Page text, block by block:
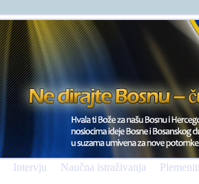
Intervju Naučna istraživanja